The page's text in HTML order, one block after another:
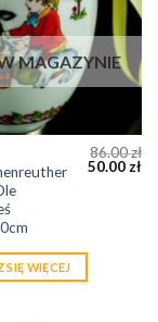
MAGAZYNIE
86.00zł
50.00 zł
WIĘCEJ